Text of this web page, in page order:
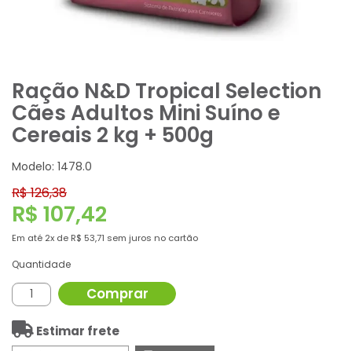
Ração N&D Tropical Selection
Cães Adultos Mini Suíno e
Cereais 2 kg + 500g
Modelo: 1478.0
R$ 126,38
R$ 107,42
Em até 2x de R$ 53,71 sem juros no cartão
Quantidade
Comprar
Estimar frete